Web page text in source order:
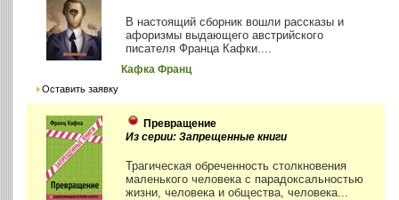
В настоящий сборник вошли рассказы и
афоризмы выдающего австрийского
писателя Франца Кафки....
Кафка Франц
Оставить заявку
Превращение
Из серии: Запрещенные книги
Трагическая обреченность столкновения
маленького человека с парадоксальностью
жизни, человека и общества, человека...